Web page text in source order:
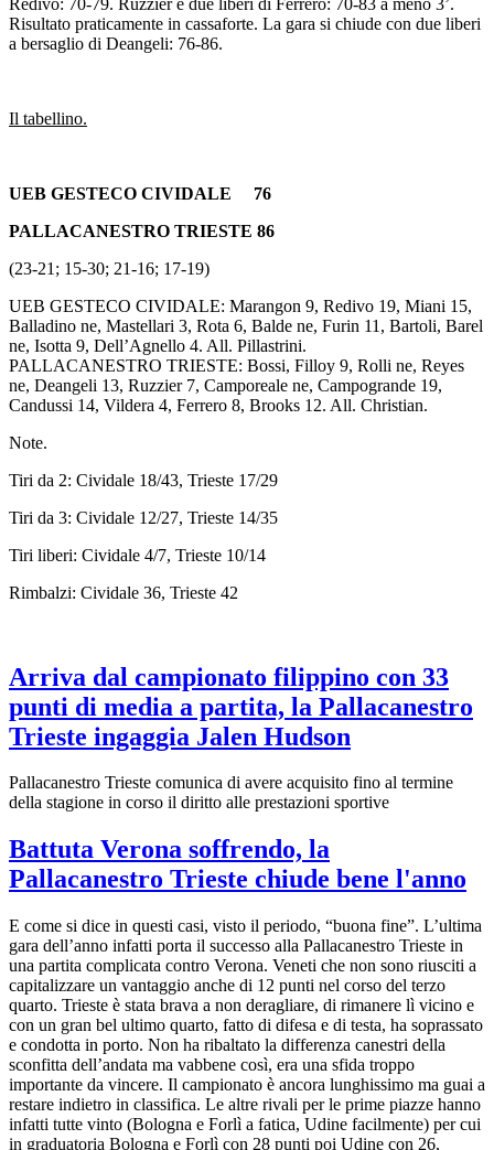
Risultato praticamente in cassaforte. La gara si chiude con due liberi
a bersaglio di Deangeli: 76-86.
Il tabellino.
UEB GESTECO CIVIDALE 76
PALLACANESTRO TRIESTE 86
(23-21; 15-30; 21-16; 17-19)
UEB GESTECO CIVIDALE: Marangon 9, Redivo 19, Miani 15,
Balladino ne, Mastellari 3, Rota 6, Balde ne, Furin 11, Bartoli, Barel
ne, Isotta 9, Dell’Agnello 4. All. Pillastrini.
PALLACANESTRO TRIESTE: Bossi, Filloy 9, Rolli ne, Reyes
ne, Deangeli 13, Ruzzier 7, Camporeale ne, Campogrande 19,
Candussi 14, Vildera 4, Ferrero 8, Brooks 12. All. Christian.
Note.
Tiri da 2: Cividale 18/43, Trieste 17/29
Tiri da 3: Cividale 12/27, Trieste 14/35
Tiri liberi: Cividale 4/7, Trieste 10/14
Rimbalzi: Cividale 36, Trieste 42
Arriva dal campionato filippino con 33
punti di media a partita, la Pallacanestro
Trieste ingaggia Jalen Hudson
Pallacanestro Trieste comunica di avere acquisito fino al termine
della stagione in corso il diritto alle prestazioni sportive
Battuta Verona soffrendo, la
Pallacanestro Trieste chiude bene l'anno
E come si dice in questi casi, visto il periodo, “buona fine”. L’ultima
gara dell’anno infatti porta il successo alla Pallacanestro Trieste in
una partita complicata contro Verona. Veneti che non sono riusciti a
capitalizzare un vantaggio anche di 12 punti nel corso del terzo
quarto. Trieste è stata brava a non deragliare, di rimanere lì vicino e
con un gran bel ultimo quarto, fatto di difesa e di testa, ha soprassato
e condotta in porto. Non ha ribaltato la differenza canestri della
sconfitta dell’andata ma vabbene così, era una sfida troppo
importante da vincere. Il campionato è ancora lunghissimo ma guai a
restare indietro in classifica. Le altre rivali per le prime piazze hanno
infatti tutte vinto (Bologna e Forlì a fatica, Udine facilmente) per cui
in graduatoria Bologna e Forlì con 28 punti poi Udine con 26,